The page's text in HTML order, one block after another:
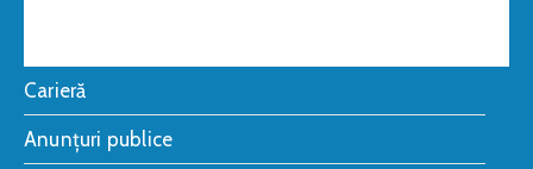
Carieră
Anunțuri publice